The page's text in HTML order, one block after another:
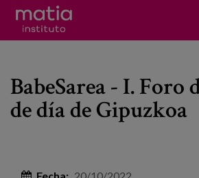
Investigación
Publicaciones
BabeSarea - I. Foro
de día de Gipuzkoa